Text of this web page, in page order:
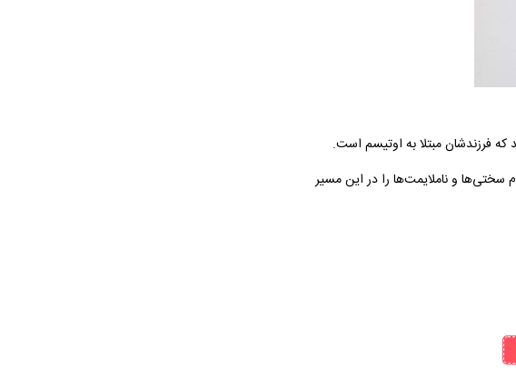
فرزندشان مبتلا به اوتیسم است.
سختی‌ها و ناملایمت‌ها را در این مسیر